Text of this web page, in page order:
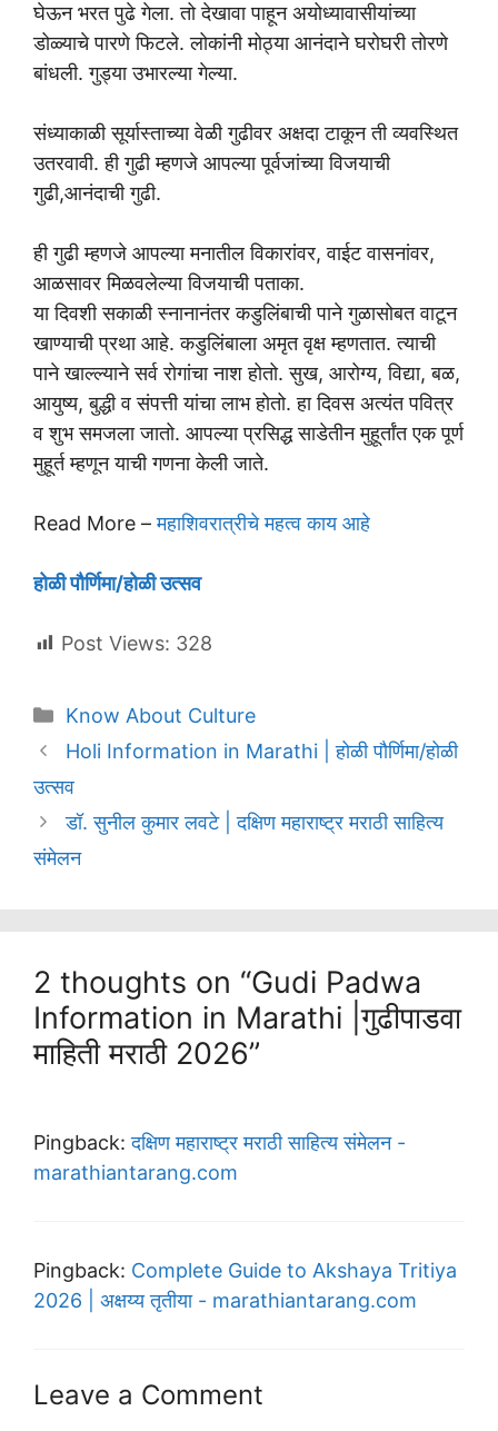
घेऊन भरत पुढे गेला. तो देखावा पाहून अयोध्यावासीयांच्या
डोळ्याचे पारणे फिटले. लोकांनी मोठ्या आनंदाने घरोघरी तोरणे
बांधली. गुड्या उभारल्या गेल्या.
संध्याकाळी सूर्यास्ताच्या वेळी गुढीवर अक्षदा टाकून ती व्यवस्थित
उतरवावी. ही गुढी म्हणजे आपल्या पूर्वजांच्या विजयाची
गुढी,आनंदाची गुढी.
ही गुढी म्हणजे आपल्या मनातील विकारांवर, वाईट वासनांवर,
आळसावर मिळवलेल्या विजयाची पताका.
या दिवशी सकाळी स्नानानंतर कडुलिंबाची पाने गुळासोबत वाटून
खाण्याची प्रथा आहे. कडुलिंबाला अमृत वृक्ष म्हणतात. त्याची
पाने खाल्ल्याने सर्व रोगांचा नाश होतो. सुख, आरोग्य, विद्या, बळ,
आयुष्य, बुद्धी व संपत्ती यांचा लाभ होतो. हा दिवस अत्यंत पवित्र
व शुभ समजला जातो. आपल्या प्रसिद्ध साडेतीन मुहूर्तांत एक पूर्ण
मुहूर्त म्हणून याची गणना केली जाते.
Read More –महाशिवरात्रीचे महत्व काय आहे
होळी पौर्णिमा/होळी उत्सव
Post Views: 328
Categories
Know About Culture
Holi Information in Marathi | होळी पौर्णिमा/होळी
उत्सव
डॉ. सुनील कुमार लवटे | दक्षिण महाराष्ट्र मराठी साहित्य
संमेलन
2 thoughts on “Gudi Padwa
Information in Marathi |गुढीपाडवा
माहिती मराठी 2026”
Pingback:दक्षिण महाराष्ट्र मराठी साहित्य संमेलन -
marathiantarang.com
Pingback: Complete Guide to Akshaya Tritiya
2026 | अक्षय्य तृतीया - marathiantarang.com
Leave a Comment